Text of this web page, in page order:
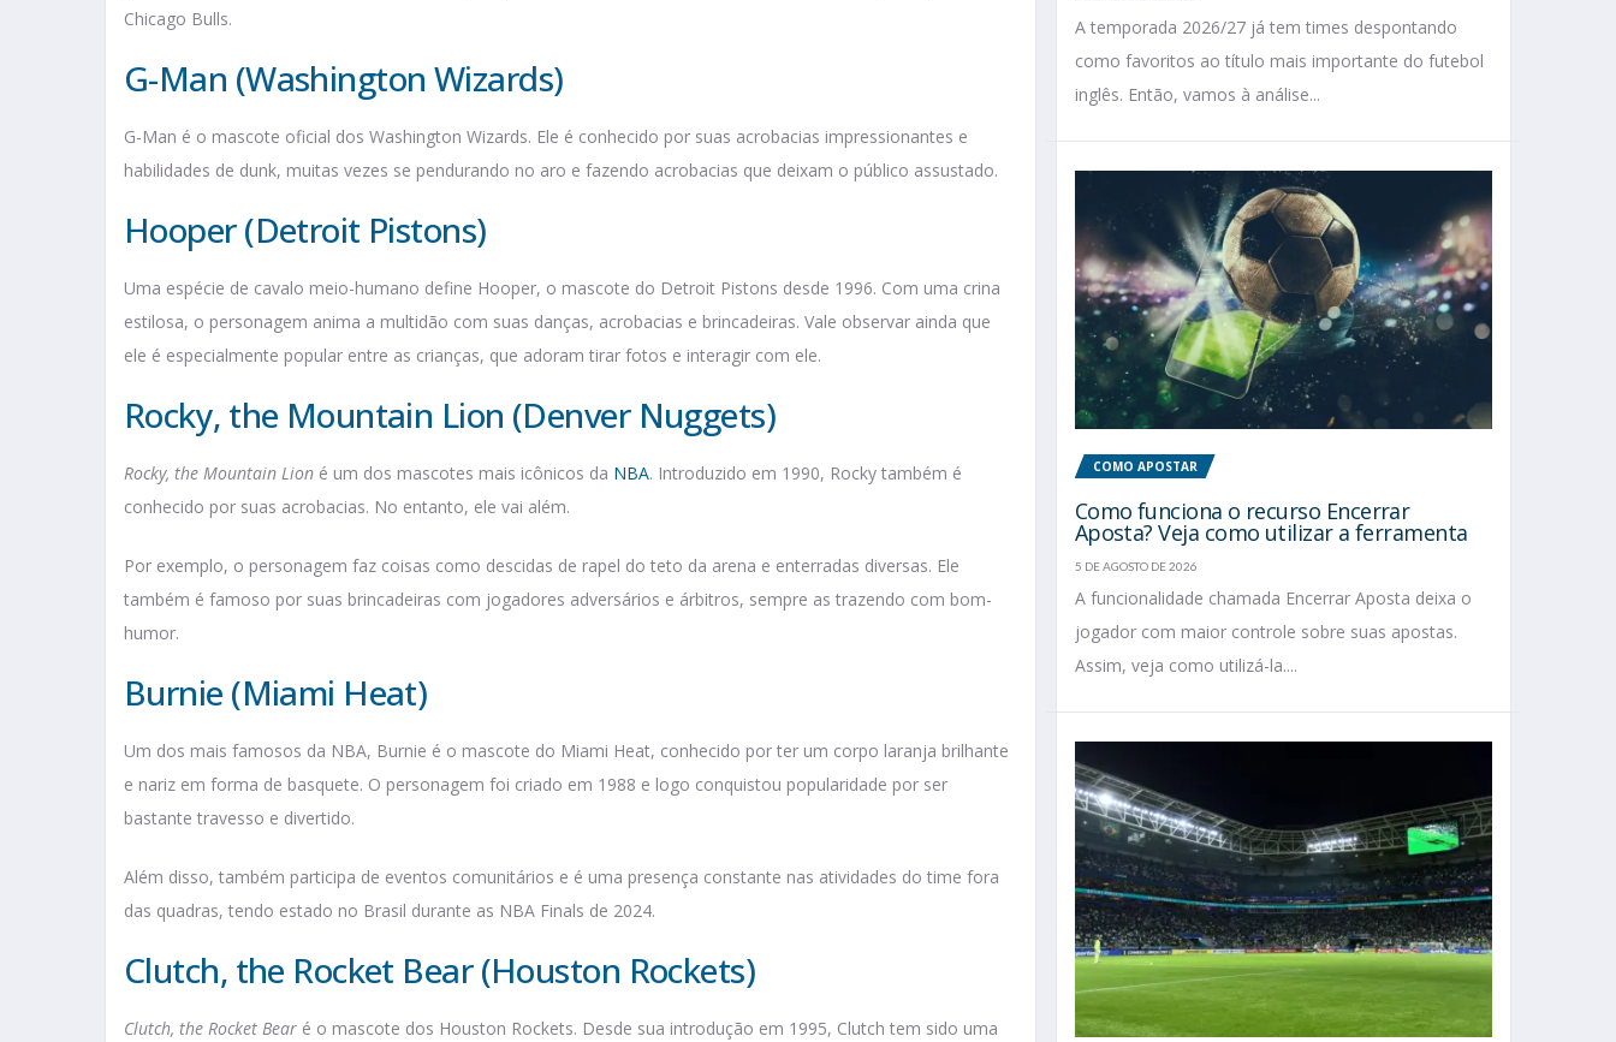
Chicago Bulls.
G-Man (Washington Wizards)
G-Man é o mascote oficial dos Washington Wizards. Ele é conhecido por suas acrobacias impressionantes e
habilidades de dunk, muitas vezes se pendurando no aro e fazendo acrobacias que deixam o público assustado.
Hooper (Detroit Pistons)
Uma espécie de cavalo meio-humano define Hooper, o mascote do Detroit Pistons desde 1996. Com uma crina
estilosa, o personagem anima a multidão com suas danças, acrobacias e brincadeiras. Vale observar ainda que
ele é especialmente popular entre as crianças, que adoram tirar fotos e interagir com ele.
Rocky, the Mountain Lion (Denver Nuggets)
Rocky, the Mountain Lion é um dos mascotes mais icônicos da NBA. Introduzido em 1990, Rocky também é
conhecido por suas acrobacias. No entanto, ele vai além.
Por exemplo, o personagem faz coisas como descidas de rapel do teto da arena e enterradas diversas. Ele
também é famoso por suas brincadeiras com jogadores adversários e árbitros, sempre as trazendo com bom-
humor.
Burnie (Miami Heat)
Um dos mais famosos da NBA, Burnie é o mascote do Miami Heat, conhecido por ter um corpo laranja brilhante
e nariz em forma de basquete. O personagem foi criado em 1988 e logo conquistou popularidade por ser
bastante travesso e divertido.
Além disso, também participa de eventos comunitários e é uma presença constante nas atividades do time fora
das quadras, tendo estado no Brasil durante as NBA Finals de 2024.
Clutch, the Rocket Bear (Houston Rockets)
Clutch, the Rocket Bear é o mascote dos Houston Rockets. Desde sua introdução em 1995, Clutch tem sido uma
A temporada 2026/27 já tem times despontando
como favoritos ao título mais importante do futebol
inglês. Então, vamos à análise...
COMO APOSTAR
Como funciona o recurso Encerrar
Aposta? Veja como utilizar a ferramenta
5 DE AGOSTO DE 2026
A funcionalidade chamada Encerrar Aposta deixa o
jogador com maior controle sobre suas apostas.
Assim, veja como utilizá-la....